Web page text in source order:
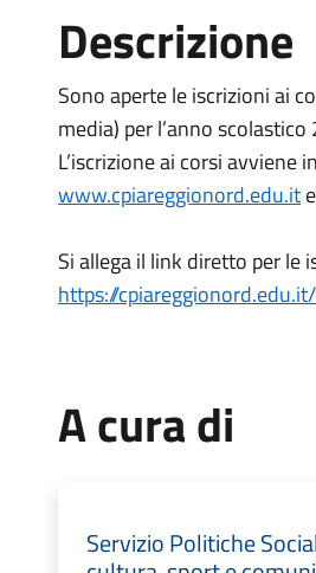
Descrizione
Sono aperte le iscrizioni ai
media) per l’anno
L’iscrizione ai corsi
www.cpiareggionord.edu.it
Si allega il link diretto per le
https://
A cura di
Servizio Politiche